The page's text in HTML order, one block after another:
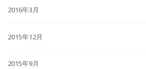
2016年3月
2015年12月
2015年9月